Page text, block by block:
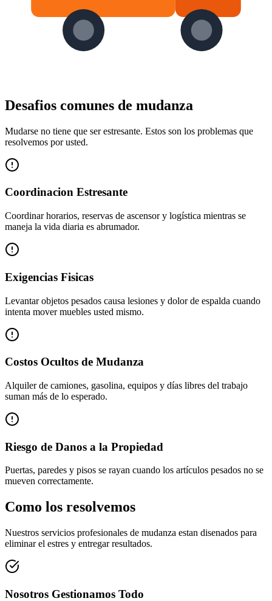
Desafios comunes de mudanza
Mudarse no tiene que ser estresante. Estos son los problemas que
resolvemos por usted.
Coordinacion Estresante
Coordinar horarios, reservas de ascensor y logística mientras se
maneja la vida diaria es abrumador.
Exigencias Fisicas
Levantar objetos pesados causa lesiones y dolor de espalda cuando
intenta mover muebles usted mismo.
Costos Ocultos de Mudanza
Alquiler de camiones, gasolina, equipos y días libres del trabajo
suman más de lo esperado.
Riesgo de Danos a la Propiedad
Puertas, paredes y pisos se rayan cuando los artículos pesados no se
mueven correctamente.
Como los resolvemos
Nuestros servicios profesionales de mudanza estan disenados para
eliminar el estres y entregar resultados.
Nosotros Gestionamos Todo